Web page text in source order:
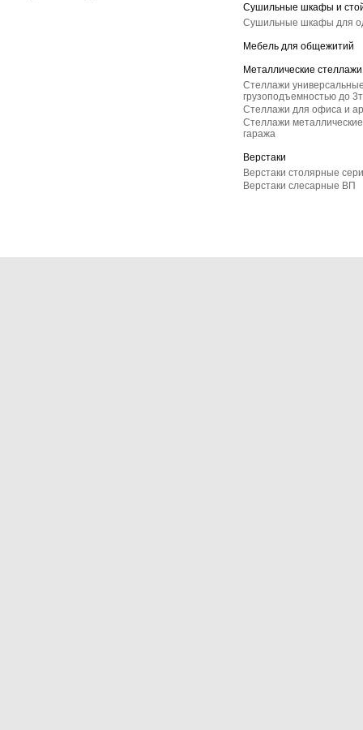
Сушильные шкафы и
Сушильные шкафы для
Мебель для общежитий
Металлические стеллажи
Стеллажи
грузоподъемностью до
Стеллажи для офиса и
Стеллажи
гаража
Верстаки
Верстаки столярные
Верстаки слесарные ВП